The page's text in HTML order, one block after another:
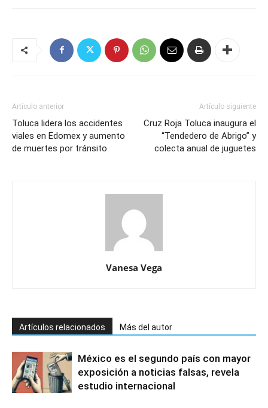
Artículo anterior
Toluca lidera los accidentes
viales en Edomex y aumento
de muertes por tránsito
Artículo siguiente
Cruz Roja Toluca inaugura el
“Tendedero de Abrigo” y
colecta anual de juguetes
Vanesa Vega
Artículos relacionados Más del autor
México es el segundo país con mayor
exposición a noticias falsas, revela
estudio internacional